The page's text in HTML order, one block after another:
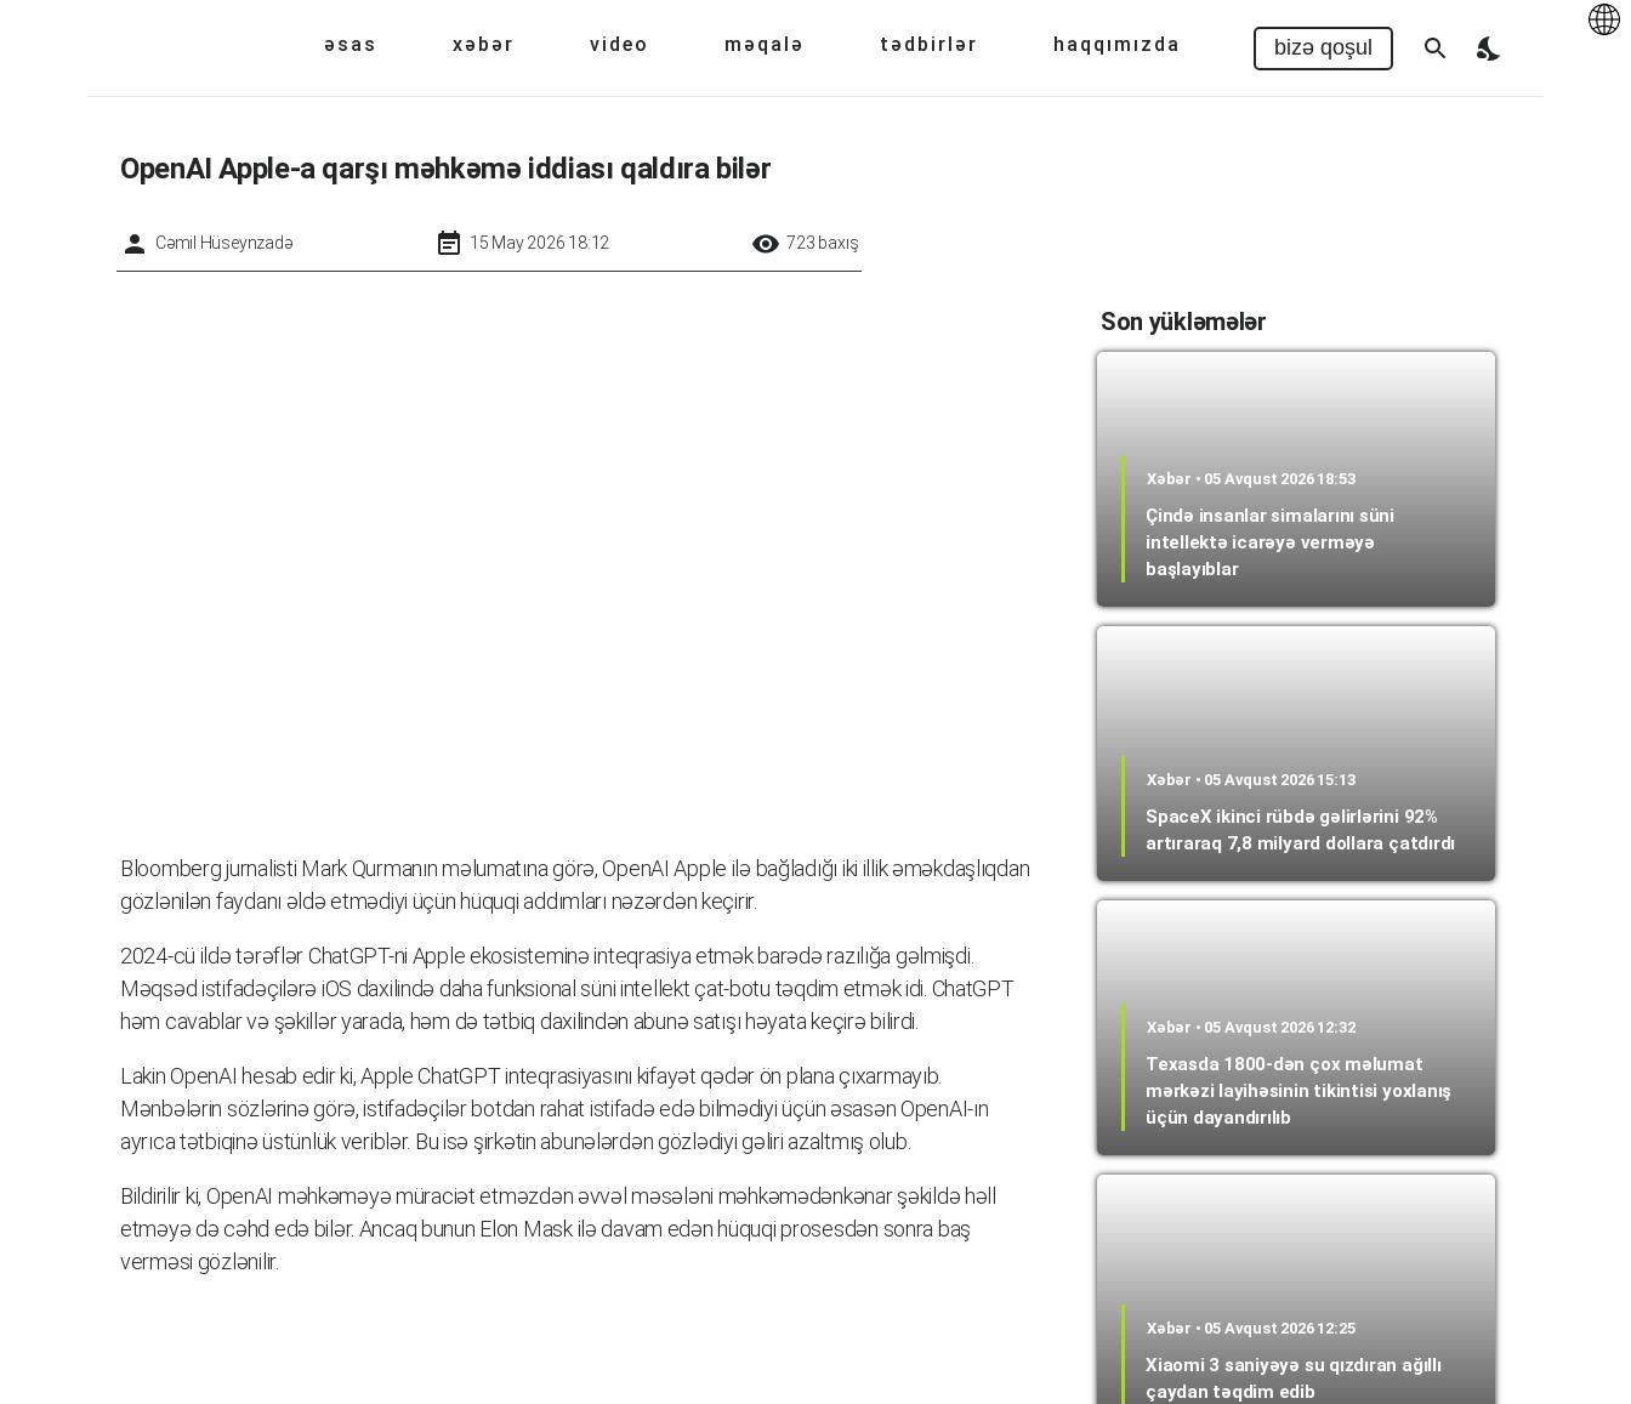
əsas xəbər video məqalə tədbirlər haqqımızda bizə qoşul
OpenAI Apple-a qarşı məhkəmə iddiası qaldıra bilər
Cəmil Hüseynzadə 15 May 2026 18:12 723 baxış
Bloomberg jurnalisti Mark Qurmanın məlumatına görə, OpenAI Apple ilə bağladığı iki illik əməkdaşlıqdan
gözlənilən faydanı əldə etmədiyi üçün hüquqi addımları nəzərdən keçirir.
2024-cü ildə tərəflər ChatGPT-ni Apple ekosisteminə inteqrasiya etmək barədə razılığa gəlmişdi.
Məqsəd istifadəçilərə iOS daxilində daha funksional süni intellekt çat-botu təqdim etmək idi. ChatGPT
həm cavablar və şəkillər yarada, həm də tətbiq daxilindən abunə satışı həyata keçirə bilirdi.
Lakin OpenAI hesab edir ki, Apple ChatGPT inteqrasiyasını kifayət qədər ön plana çıxarmayıb.
Mənbələrin sözlərinə görə, istifadəçilər botdan rahat istifadə edə bilmədiyi üçün əsasən OpenAI-ın
ayrıca tətbiqinə üstünlük veriblər. Bu isə şirkətin abunələrdən gözlədiyi gəliri azaltmış olub.
Bildirilir ki, OpenAI məhkəməyə müraciət etməzdən əvvəl məsələni məhkəmədənkənar şəkildə həll
etməyə də cəhd edə bilər. Ancaq bunun Elon Mask ilə davam edən hüquqi prosesdən sonra baş
verməsi gözlənilir.
Son yükləmələr
Xəbər • 05 Avqust 2026 18:53
Çində insanlar simalarını süni
intellektə icarəyə verməyə
başlayıblar
Xəbər • 05 Avqust 2026 15:13
SpaceX ikinci rübdə gəlirlərini 92%
artıraraq 7,8 milyard dollara çatdırdı
Xəbər • 05 Avqust 2026 12:32
Texasda 1800-dən çox məlumat
mərkəzi layihəsinin tikintisi yoxlanış
üçün dayandırılıb
Xəbər • 05 Avqust 2026 12:25
Xiaomi 3 saniyəyə su qızdıran ağıllı
çaydan təqdim edib